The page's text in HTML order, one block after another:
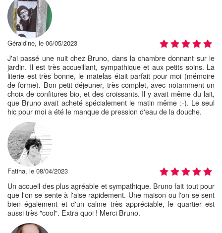
Géraldine, le 06/05/2023
J'ai passé une nuit chez Bruno, dans la chambre donnant sur le
jardin. Il est très accueillant, sympathique et aux petits soins. La
literie est très bonne, le matelas était parfait pour moi (mémoire
de forme). Bon petit déjeuner, très complet, avec notamment un
choix de confitures bio, et des croissants. Il y avait même du lait,
que Bruno avait acheté spécialement le matin même :-). Le seul
hic pour moi a été le manque de pression d'eau de la douche.
Fatiha, le 08/04/2023
Un accueil des plus agréable et sympathique. Bruno fait tout pour
que l'on se sente à l'aise rapidement. Une maison ou l'on se sent
bien également et d'un calme très appréciable, le quartier est
aussi très "cool". Extra quoi ! Merci Bruno.